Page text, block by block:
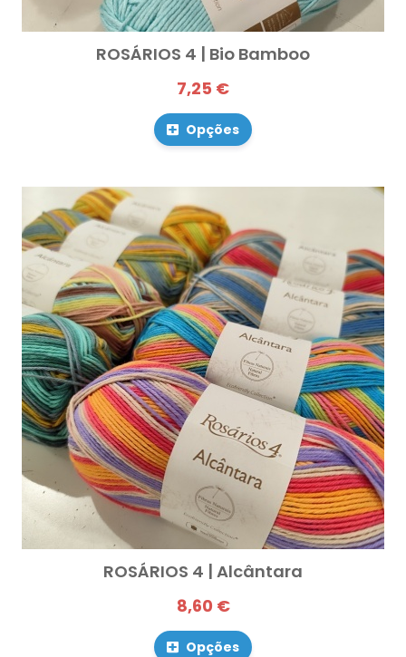
ROSÁRIOS 4 | Bio Bamboo
7,25 €
Opções
ROSÁRIOS 4 | Alcântara
8,60 €
Opções